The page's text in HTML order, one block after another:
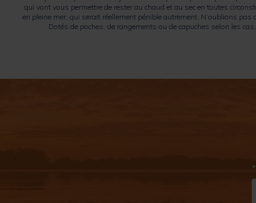
qui vont vous permettre de rester au chaud et au sec en toutes
en pleine mer, qui serait réellement pénible autrement. N’oublions
Dotés de poches, de rangements ou de capuches selon les